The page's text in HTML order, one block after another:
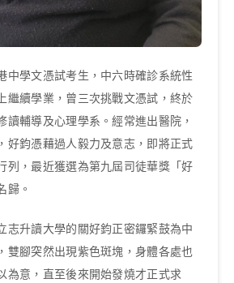
中學文憑試考生，中六時確診系統性
繼續學業，曾三次挑戰文憑試，終於
讀輔導及心理學系。經常進出醫院，
好鈞憑藉過人毅力及意志，即將正式
列，最近獲選為第九屆司徒華獎「好
歸。
志升讀大學的關好鈞正密鑼緊鼓為中
雙腳突然出現紫色斑塊，身體各處也
為意，直至後來開始發燒才正式求